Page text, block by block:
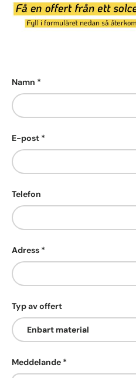
Namn
E-post
Telefon
Adress
Typ av offert
Meddelande